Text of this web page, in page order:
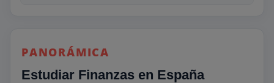
PANORÁMICA
Estudiar Finanzas en España